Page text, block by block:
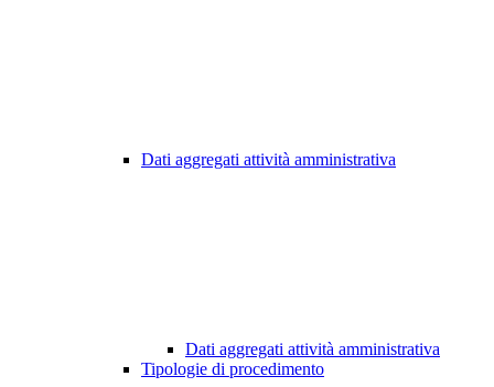
Dati aggregati attività amministrativa
Dati aggregati attività amministrativa
Tipologie di procedimento